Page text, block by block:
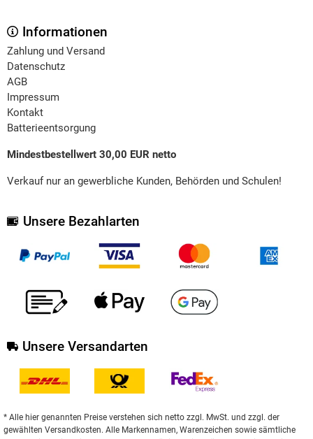
Informationen
Zahlung und Versand
Datenschutz
AGB
Impressum
Kontakt
Batterieentsorgung
Mindestbestellwert 30,00 EUR netto
Verkauf nur an gewerbliche Kunden, Behörden und Schulen!
Unsere Bezahlarten
Unsere Versandarten
* Alle hier genannten Preise verstehen sich netto zzgl. MwSt. und zzgl. der
gewählten Versandkosten. Alle Markennamen, Warenzeichen sowie sämtliche